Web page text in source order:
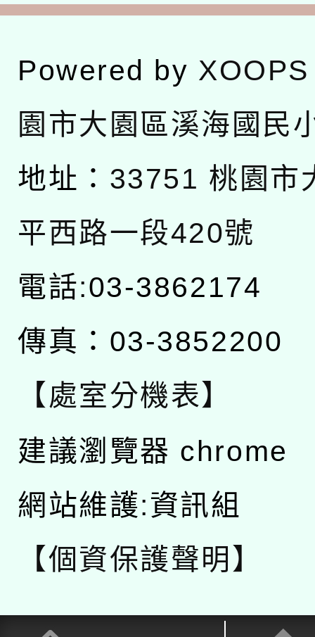
Powered by XOOPS
園市大園區溪海國民
地址： 33751 桃園市
平西路一段420號
電話:03-3862174
傳真：03-3852200
【處室分機表】
建議瀏覽器 chrome
網站維護:資訊組
【個資保護聲明】